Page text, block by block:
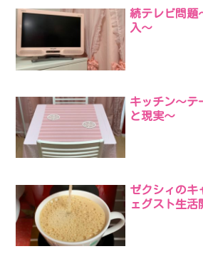
続テレビ問題
入～
キッチン～テ
と現実～
ゼクシィのキ
ェグスト生活